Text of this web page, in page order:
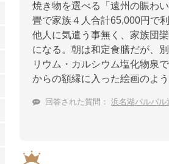
焼き物を選べる「遠州の賑わ
畳で家族４人合計65,000円で
他人に気遣う事無く、家族団
になる。朝は和定食膳だが、
リウム・カルシウム塩化物泉
からの額縁に入った絵画のよ
回答された質問： 浜名湖パルパル